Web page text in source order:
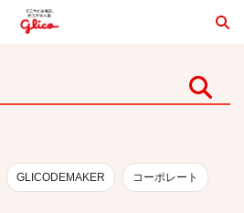
GLICODEMAKER コーポレート